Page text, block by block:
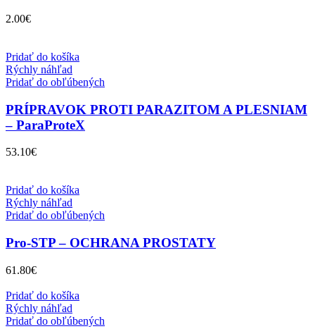
2.00€
Pridať do košíka
Rýchly náhľad
Pridať do obľúbených
PRÍPRAVOK PROTI PARAZITOM A PLESNIAM
– ParaProteX
53.10€
Pridať do košíka
Rýchly náhľad
Pridať do obľúbených
Pro-STP – OCHRANA PROSTATY
61.80€
Pridať do košíka
Rýchly náhľad
Pridať do obľúbených